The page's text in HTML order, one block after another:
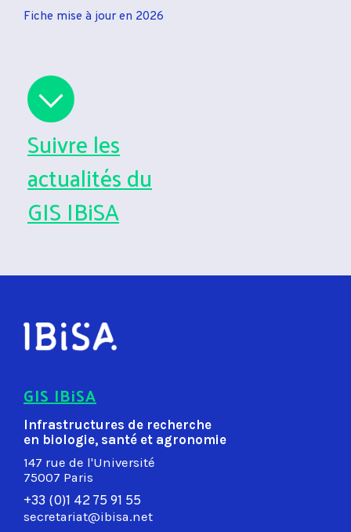
Fiche mise à jour en 2026
Suivre les
actualités du
GIS IBiSA
GIS IBiSA
Infrastructures de recherche
en biologie, santé et agronomie
147 rue de l'Université
75007 Paris
+33 (0)1 42 75 91 55
secretariat@ibisa.net